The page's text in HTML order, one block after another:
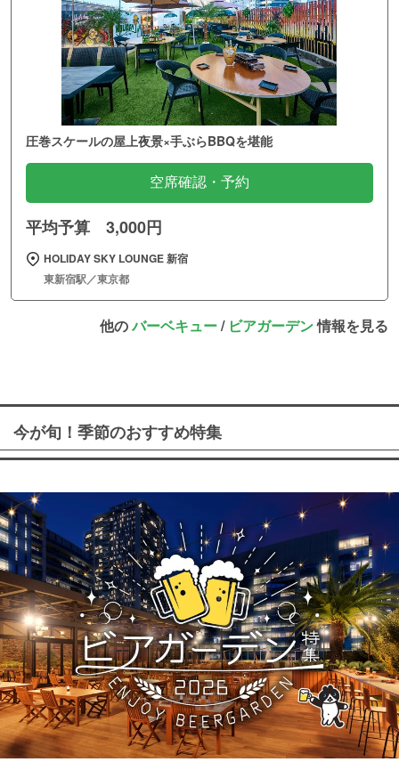
圧巻スケールの屋上夜景×手ぶらBBQを堪能
空席確認・予約
平均予算 3,000円
HOLIDAY SKY LOUNGE 新宿
東新宿駅／東京都
他のバーベキュー/ ビアガーデン情報を見る
今が旬！季節のおすすめ特集